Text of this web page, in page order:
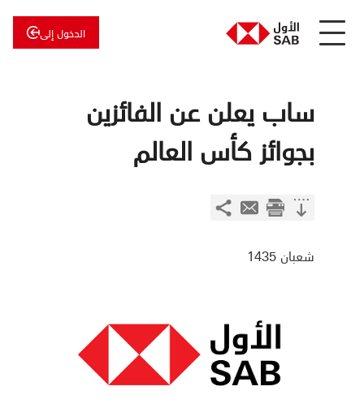
الدخول إلى
للاستثمار
ساب يعلن عن الفائزين
بجوائز كأس العالم
شعبان 1435